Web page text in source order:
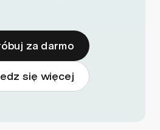
za darmo
się więcej